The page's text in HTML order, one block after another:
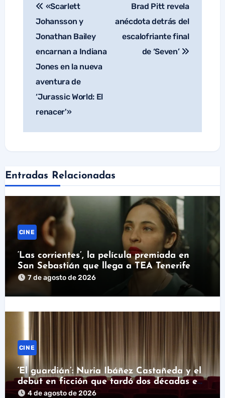
Navegación
de
«Scarlett
Johansson y
Jonathan Bailey
encarnan a Indiana
Jones en la nueva
aventura de
‘Jurassic World: El
renacer'»
Brad Pitt revela
anécdota detrás del
escalofriante final
de ‘Seven’
Entradas Relacionadas
CINE
‘Las corrientes’, la película premiada en
San Sebastián que llega a TEA Tenerife
7 de agosto de 2026
CINE
‘El guardián’: Nuria Ibáñez Castañeda y el
debut en ficción que tardó dos décadas en
llegar
4 de agosto de 2026